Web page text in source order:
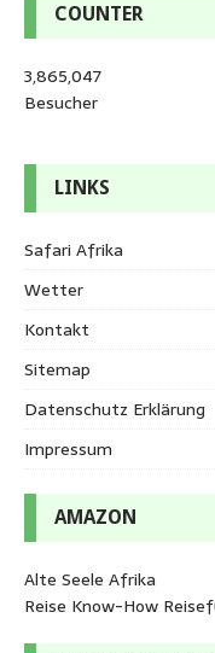
COUNTER
3,865,047
Besucher
LINKS
Safari Afrika
Wetter
Kontakt
Sitemap
Datenschutz Erklärung
Impressum
AMAZON
Alte Seele Afrika
Reise Know-How